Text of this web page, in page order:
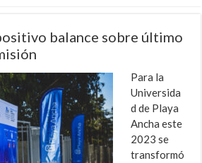
balance sobre último
Para la
Universida
d de Playa
Ancha este
2023 se
transformó